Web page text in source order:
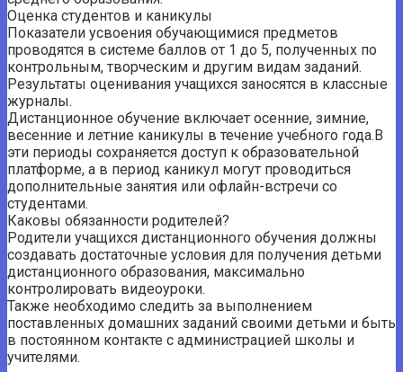
Оценка студентов и каникулы
Показатели усвоения обучающимися предметов
проводятся в системе баллов от 1 до 5, полученных по
контрольным, творческим и другим видам заданий.
Результаты оценивания учащихся заносятся в классные
журналы.
Дистанционное обучение включает осенние, зимние,
весенние и летние каникулы в течение учебного года.В
эти периоды сохраняется доступ к образовательной
платформе, а в период каникул могут проводиться
дополнительные занятия или офлайн-встречи со
студентами.
Каковы обязанности родителей?
Родители учащихся дистанционного обучения должны
создавать достаточные условия для получения детьми
дистанционного образования, максимально
контролировать видеоуроки.
Также необходимо следить за выполнением
поставленных домашних заданий своими детьми и быть
в постоянном контакте с администрацией школы и
учителями.